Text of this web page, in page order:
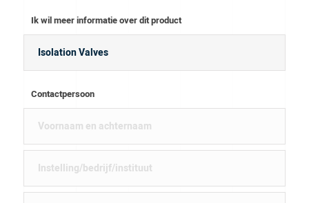
Ik wil meer informatie over dit product
Contactpersoon